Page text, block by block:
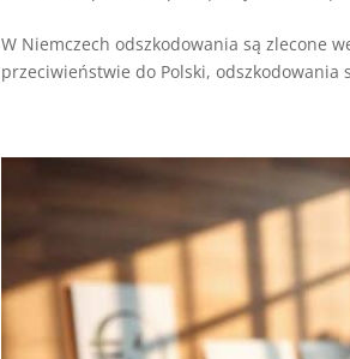
W Niemczech odszkodowania są zlecone
przeciwieństwie do Polski, odszkodowania